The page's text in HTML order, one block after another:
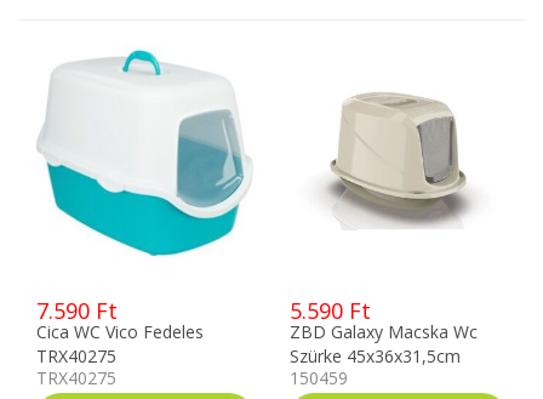
7.590 Ft
Cica WC Vico Fedeles
TRX40275
TRX40275
5.590 Ft
ZBD Galaxy Macska Wc
Szürke 45x36x31,5cm
150459